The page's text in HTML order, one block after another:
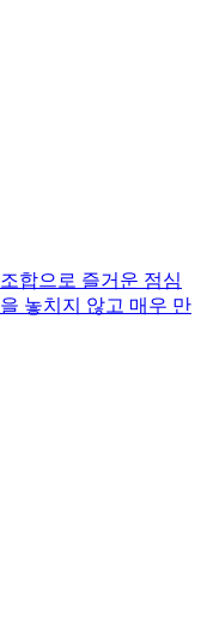
합으로 즐거운 점심
놓치지 않고 매우 만